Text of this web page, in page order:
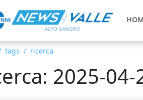
tags ricerca
2025-04-